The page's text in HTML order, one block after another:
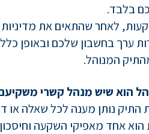
בלבד.
לאחר שהתאים את
ערך בחשבון שלכם
המנוהל.
ל הוא שיש מנהל קשרי
נותן מענה לכל שאלה או
אחד מאפיקי השקעה